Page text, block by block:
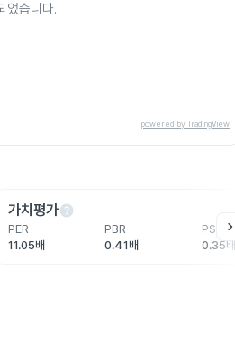
었습니다.
powered by TradingView
가치평가help
PER
11.05배
PBR
0.41배
PSR
0.35배
chevron_right